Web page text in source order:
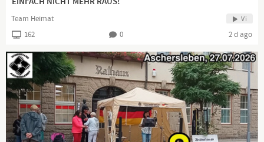
Team Heimat Vi
162 0 2 d ago